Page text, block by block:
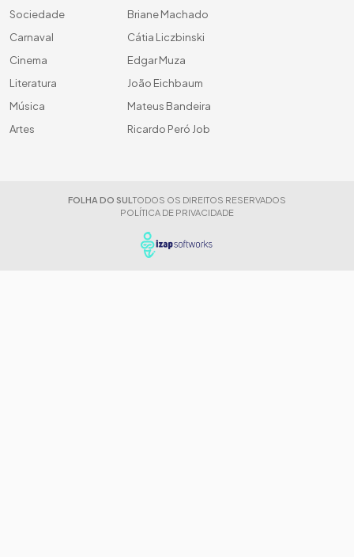
Sociedade
Carnaval
Cinema
Literatura
Música
Artes
Briane Machado
Cátia Liczbinski
Edgar Muza
João Eichbaum
Mateus Bandeira
Ricardo Peró Job
FOLHA DO SUL TODOS OS DIREITOS RESERVADOS
POLÍTICA DE PRIVACIDADE